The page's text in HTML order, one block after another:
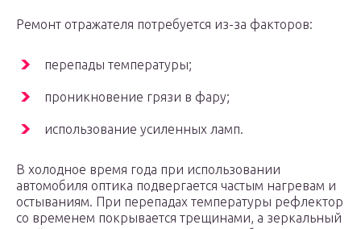
Ремонт отражателя потребуется из-за факторов:
перепады температуры;
проникновение грязи в фару;
использование усиленных ламп.
В холодное время года при использовании
автомобиля оптика подвергается частым нагревам и
остываниям. При перепадах температуры рефлектор
со временем покрывается трещинами, а зеркальный